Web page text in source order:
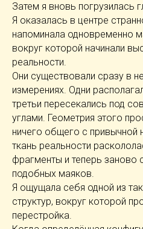
Затем я вновь погрузилась
Я оказалась в центре
напоминала одновременно
вокруг которой начинали
реальности.
Они существовали сразу в
измерениях. Одни
третьи пересекались под
углами. Геометрия этого
ничего общего с привычной
ткань реальности
фрагменты и теперь заново
подобных маяков.
Я ощущала себя одной из
структур, вокруг которой
перестройка.